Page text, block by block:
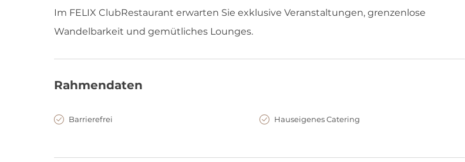
Im FELIX ClubRestaurant erwarten Sie exklusive Veranstaltungen, grenzenlose
Wandelbarkeit und gemütliches Lounges.
Rahmendaten
Barrierefrei Hauseigenes Catering